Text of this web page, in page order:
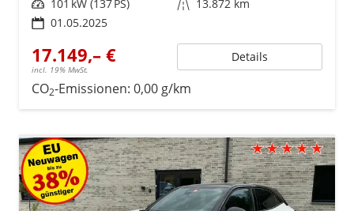
Leistung 101 kW (137 PS) Kilometerstand 13.872 km
01.05.2025
17.149,– €
incl. 19% MwSt.
Details
CO2-Emissionen: 0,00 g/km